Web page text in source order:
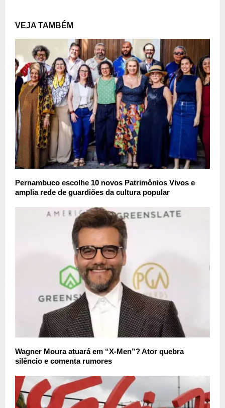
VEJA TAMBÉM
Pernambuco escolhe 10 novos Patrimônios Vivos e
amplia rede de guardiões da cultura popular
Wagner Moura atuará em “X-Men”? Ator quebra
silêncio e comenta rumores